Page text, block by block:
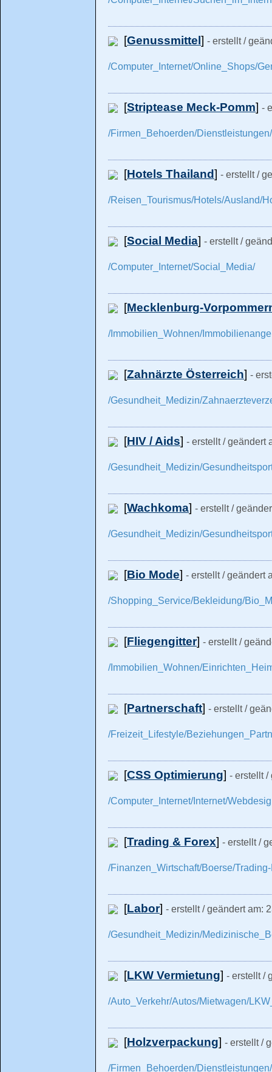
[Genussmittel ] - erstellt /
/Computer_Internet/Online_Shops/
[Striptease Meck-Pomm] -
/Firmen_Behoerden/
[Hotels Thailand] - erstellt /
/Reisen_Tourismus/Hotels/Ausland/
[Social Media] - erstellt /
/Computer_Internet/Social_Media/
[Mecklenburg-
/Immobilien_Wohnen/
[Zahnärzte Österreich] -
/Gesundheit_Medizin/
[HIV / Aids] - erstellt / geändert
/Gesundheit_Medizin/
[Wachkoma] - erstellt /
/Gesundheit_Medizin/
[Bio Mode] - erstellt / geändert
/Shopping_Service/Bekleidung/
[Fliegengitter] - erstellt /
/Immobilien_Wohnen/
[Partnerschaft] - erstellt /
/Freizeit_Lifestyle/
[CSS Optimierung] - erstellt /
/Computer_Internet/Internet/
[Trading & Forex] - erstellt /
/Finanzen_Wirtschaft/Boerse/
[Labor] - erstellt / geändert am:
/Gesundheit_Medizin/
[LKW Vermietung] - erstellt /
/Auto_Verkehr/Autos/Mietwagen/
[Holzverpackung] - erstellt /
/Firmen_Behoerden/